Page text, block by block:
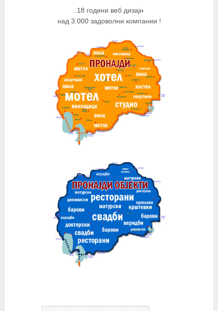
..18 години веб дизајн
над 3.000 задоволни компании !